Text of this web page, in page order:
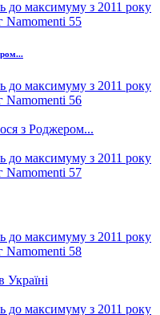
з Роджером...
Україні